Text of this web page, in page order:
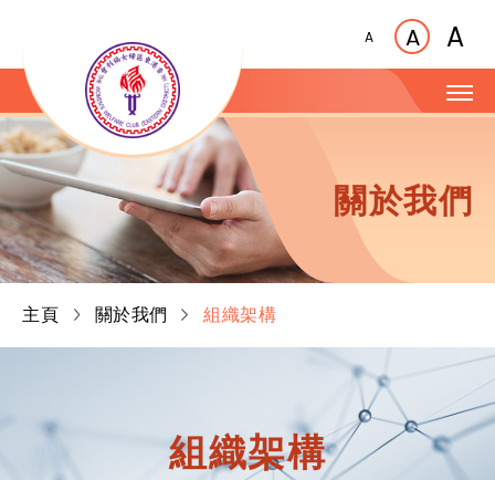
A A A
關於我們
主頁 關於我們 組織架構
組織架構